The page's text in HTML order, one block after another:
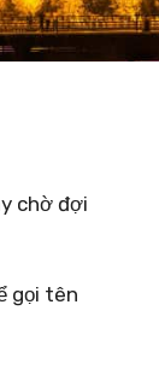
chờ đợi
gọi tên